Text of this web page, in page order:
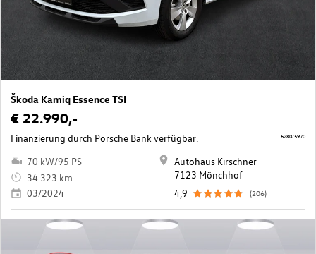
Škoda Kamiq Essence TSI
€ 22.990,-
Finanzierung durch Porsche Bank verfügbar.
70 kW/95 PS
34.323 km
03/2024
Autohaus Kirschner
7123 Mönchhof
4,9
(206)
6280/5970